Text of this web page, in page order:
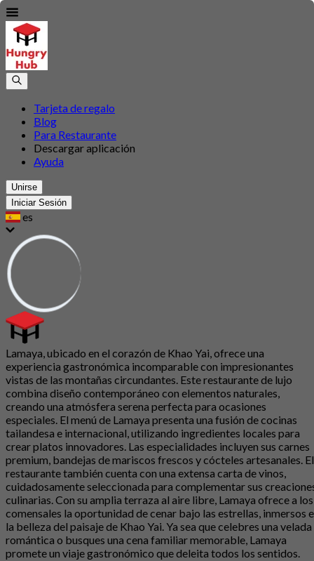
Tarjeta de regalo
Blog
Para Restaurante
Descargar aplicación
Ayuda
Unirse
Iniciar Sesión
es
Lamaya, ubicado en el corazón de Khao Yai, ofrece una
experiencia gastronómica incomparable con impresionantes
vistas de las montañas circundantes. Este restaurante de lujo
combina diseño contemporáneo con elementos naturales,
creando una atmósfera serena perfecta para ocasiones
especiales. El menú de Lamaya presenta una fusión de cocinas
tailandesa e internacional, utilizando ingredientes locales para
crear platos innovadores. Las especialidades incluyen sus carnes
premium, bandejas de mariscos frescos y cócteles artesanales. El
restaurante también cuenta con una extensa carta de vinos,
cuidadosamente seleccionada para complementar sus
culinarias. Con su amplia terraza al aire libre, Lamaya ofrece a los
comensales la oportunidad de cenar bajo las estrellas, inmersos
la belleza del paisaje de Khao Yai. Ya sea que celebres una velada
romántica o busques una cena familiar memorable, Lamaya
promete un viaje gastronómico que deleita todos los sentidos.